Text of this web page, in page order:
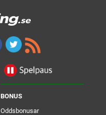
BONUS
Oddsbonusar